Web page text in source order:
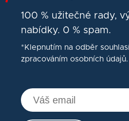
100 % užitečné rady,
nabídky. 0 % spam.
*Klepnutím na odběr
zpracováním osobních údajů.